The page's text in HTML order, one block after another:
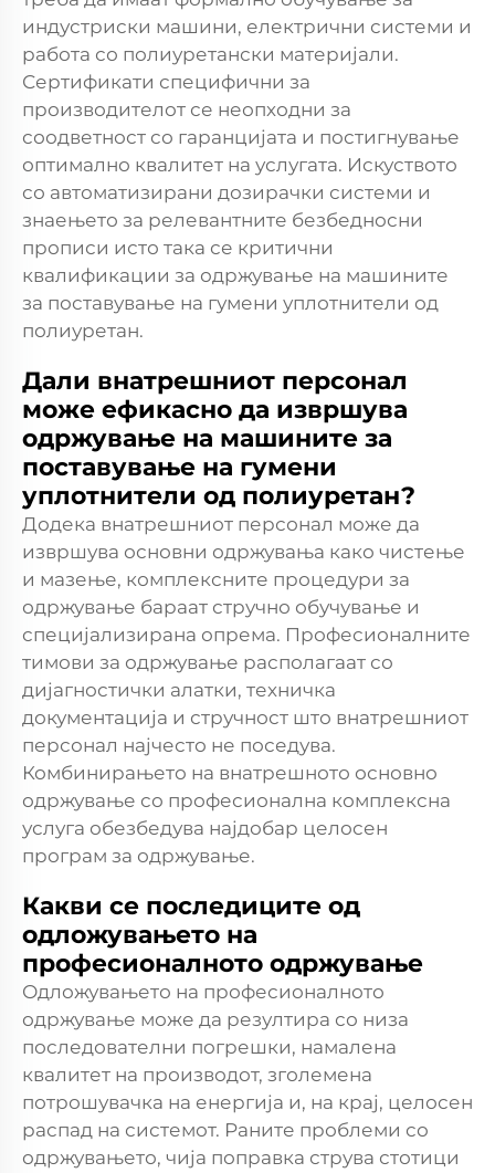
индустриски машини, електрични системи и
работа со полиуретански материјали.
Сертификати специфични за
производителот се неопходни за
соодветност со гаранцијата и постигнување
оптимално квалитет на услугата. Искуството
со автоматизирани дозирачки системи и
знаењето за релевантните безбедносни
прописи исто така се критични
квалификации за одржување на машините
за поставување на гумени уплотнители од
полиуретан.
Дали внатрешниот персонал
може ефикасно да извршува
одржување на машините за
поставување на гумени
уплотнители од полиуретан?
Додека внатрешниот персонал може да
извршува основни одржувања како чистење
и мазење, комплексните процедури за
одржување бараат стручно обучување и
специјализирана опрема. Професионалните
тимови за одржување располагаат со
дијагностички алатки, техничка
документација и стручност што внатрешниот
персонал најчесто не поседува.
Комбинирањето на внатрешното основно
одржување со професионална комплексна
услуга обезбедува најдобар целосен
програм за одржување.
Какви се последиците од
одложувањето на
професионалното одржување
Одложувањето на професионалното
одржување може да резултира со низа
последователни погрешки, намалена
квалитет на производот, зголемена
потрошувачка на енергија и, на крај, целосен
распад на системот. Раните проблеми со
одржувањето, чија поправка струва стотици